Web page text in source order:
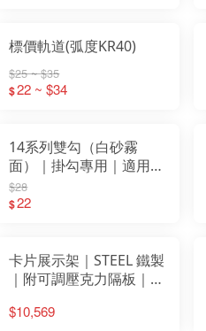
標價軌道(弧度KR40)
$25 ~ $35
$22 ~ $34
14系列雙勾（白砂霧
面）｜掛勾專用｜適用
14/32 KD橫桿展示架
$28
$22
卡片展示架｜STEEL 鐵製
｜附可調壓克力隔板｜文
$10,569